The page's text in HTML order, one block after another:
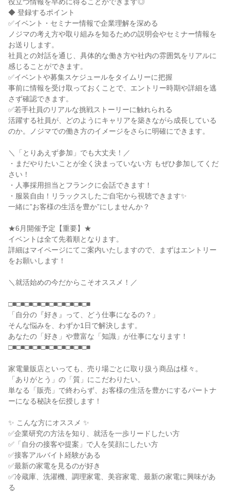
◆ 登録するポイント
✅イベント・セミナー情報で企業理解を深める
ノジマの考え方や取り組みを知るための説明会やセミナー情報を
お送りします。
社員との対話を通じ、具体的な働き方や社内の雰囲気をリアルに
感じることができます。
✅イベントや募集スケジュールをタイムリーに把握
事前に情報を受け取っておくことで、エントリー時期や詳細を逃
さず確認できます。
✅若手社員のリアルな挑戦ストーリーに触れられる
活躍する社員が、どのようにキャリアを築きながら成長している
のか。ノジマでの働き方のイメージをさらに明確にできます。
＼「とりあえず参加」でも大丈夫！／
・まだやりたいことが全く決まっていない方 もぜひ参加してくだ
さい！
・人事採用担当とフランクに会話できます！
・服装自由！リラックスしたご自宅から視聴できます✨
一緒に”お客様の生活を豊か”にしませんか？
★6月開催予定【重要】★
イベントは全て先着順となります。
詳細はマイページにてご案内いたしますので、まずはエントリー
をお願いします！
＼就活始めの今だからこそオススメ！／
□■□■□■□■□■□■□■□■□■□■
「自分の『好き』って、どう仕事になるの？」
そんな悩みを、わずか1日で解決します。
あなたの「好き」や豊富な「知識」が仕事になります！
□■□■□■□■□■□■□■□■□■□■
家電量販店といっても、売り場ごとに取り扱う商品は様々。
「ありがとう」の「質」にこだわりたい。
単なる「販売」で終わらず、お客様の生活を豊かにするパートナ
ーになる秘訣を伝授します！
✨ こんな方にオススメ ✨
✅企業研究の方法を知り、就活を一歩リードしたい方
✅「自分の接客や提案」で人を笑顔にしたい方
✅接客アルバイト経験がある
✅最新の家電を見るのが好き
✅冷蔵庫、洗濯機、調理家電、美容家電、最新の家電に興味があ
る